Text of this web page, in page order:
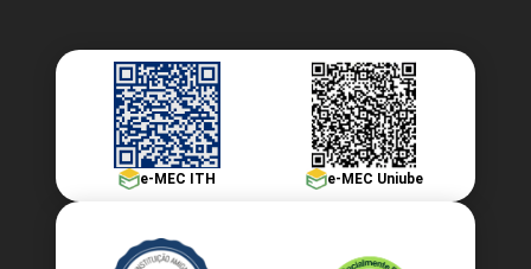
e-MEC ITH e-MEC Uniube